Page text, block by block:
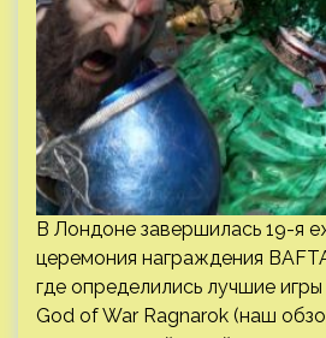
В Лондоне завершилась 19-я
церемония награждения
где определились лучшие
God of War Ragnarok (наш